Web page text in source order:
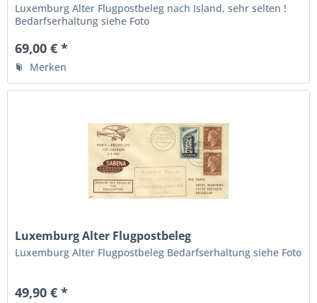
Luxemburg Alter Flugpostbeleg nach Island, sehr selten !
Bedarfserhaltung siehe Foto
69,00 € *
Merken
Luxemburg Alter Flugpostbeleg
Luxemburg Alter Flugpostbeleg Bedarfserhaltung siehe Foto
49,90 € *